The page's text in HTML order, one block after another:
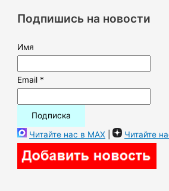
:Подпишись на новости
Имя
Email *
Читайте нас в MAX | Читайте